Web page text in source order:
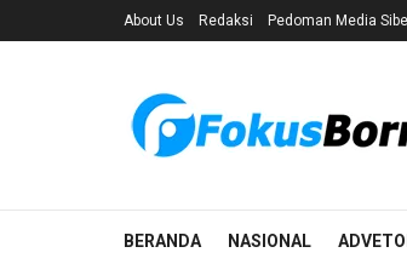
About Us Redaksi Pedoman Media
BERANDA NASIONAL